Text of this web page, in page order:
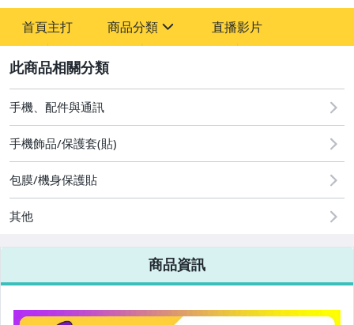
首頁主打 商品分類
圖書/影音/文具
手機、配件與通訊
美容保養與彩妝
直播影片
手機、配件與通訊
手機飾品/保護套(貼)
包膜/機身保護貼
其他
商品資訊